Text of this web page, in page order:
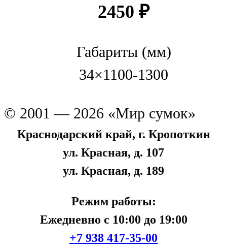
2450 ₽
Габариты (мм)
34×1100-1300
© 2001 — 2026 «Мир сумок»
Краснодарский край, г. Кропоткин
ул. Красная, д. 107
ул. Красная, д. 189
Режим работы:
Ежедневно с 10:00 до 19:00
+7 938 417-35-00